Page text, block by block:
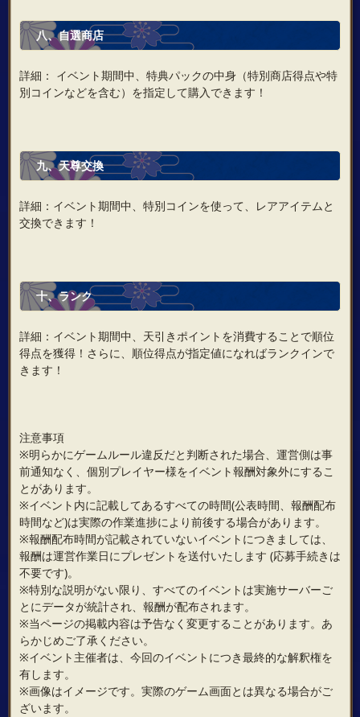
八、自選商店
詳細： イベント期間中、特典パックの中身（特別商店得点や特
別コインなどを含む）を指定して購入できます！
九、天尊交換
詳細：イベント期間中、特別コインを使って、レアアイテムと
交換できます！
十、ランク
詳細：イベント期間中、天引きポイントを消費することで順位
得点を獲得！さらに、順位得点が指定値になればランクインで
きます！
注意事項
※明らかにゲームルール違反だと判断された場合、運営側は事
前通知なく、個別プレイヤー様をイベント報酬対象外にするこ
とがあります。
※イベント内に記載してあるすべての時間(公表時間、報酬配布
時間など)は実際の作業進捗により前後する場合があります。
※報酬配布時間が記載されていないイベントにつきましては、
報酬は運営作業日にプレゼントを送付いたします (応募手続きは
不要です)。
※特別な説明がない限り、すべてのイベントは実施サーバーご
とにデータが統計され、報酬が配布されます。
※当ページの掲載内容は予告なく変更することがあります。あ
らかじめご了承ください。
※イベント主催者は、今回のイベントにつき最終的な解釈権を
有します。
※画像はイメージです。実際のゲーム画面とは異なる場合がご
ざいます。